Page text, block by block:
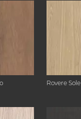
Rovere Sole